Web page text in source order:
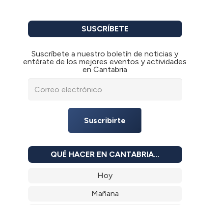
SUSCRÍBETE
Suscríbete a nuestro boletín de noticias y
entérate de los mejores eventos y actividades
en Cantabria
Suscribirte
QUÉ HACER EN CANTABRIA…
Hoy
Mañana